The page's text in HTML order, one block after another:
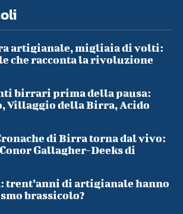
artigianale, migliaia di volti:
che racconta la rivoluzione
birrari prima della pausa:
Villaggio della Birra, Acido
di Birra torna dal vivo:
Gallagher-Deeks di
di artigianale hanno
brassicolo?